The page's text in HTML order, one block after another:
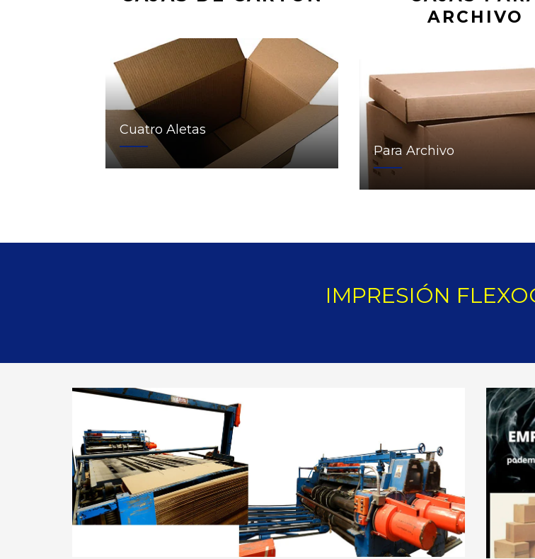
Cuatro Aletas
ARCHIVO
Para Archivo
IMPRESIÓN